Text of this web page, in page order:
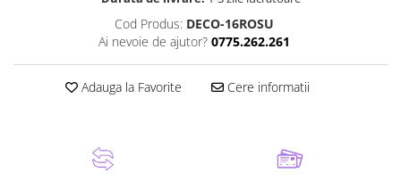
Cod Produs: DECO-16ROSU
Ai nevoie de ajutor? 0775.262.261
Adauga la Favorite Cere informatii